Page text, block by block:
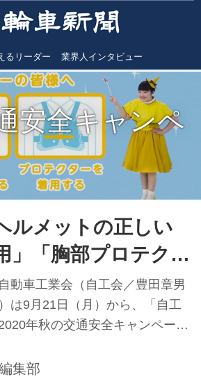
るリーダー 業界人インタビュー
安全キャンペ
ルメットの正しい
」「胸部プロテクタ
着用」 秋の交通安
ャンペーン／自工会
動車工業会（自工会／豊田章男
は9月21日（月）から、「自工
年秋の交通安全キャンペー
全運動（9月21日〜30日）と連動
集部